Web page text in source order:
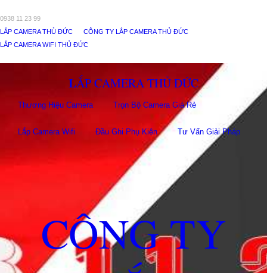
0938 11 23 99
LẮP CAMERA THỦ ĐỨC
CÔNG TY LẮP CAMERA THỦ ĐỨC
LẮP CAMERA WIFI THỦ ĐỨC
LẮP CAMERA THỦ ĐỨC
Thương Hiệu Camera Trọn Bộ Camera Giá Rẻ
Lắp Camera Wifi Đầu Ghi Phụ Kiên Tư Vấn Giải Pháp
CÔNG TY